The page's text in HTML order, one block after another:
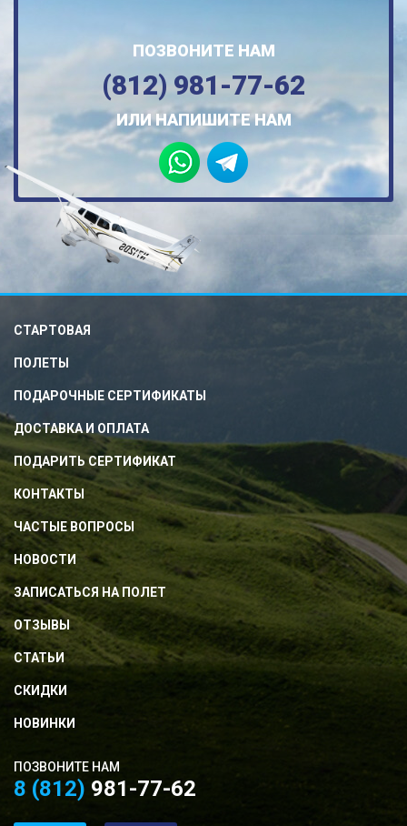
ПОЗВОНИТЕ НАМ
(812) 981-77-62
ИЛИ НАПИШИТЕ НАМ
СТАРТОВАЯ
ПОЛЕТЫ
ПОДАРОЧНЫЕ СЕРТИФИКАТЫ
ДОСТАВКА И ОПЛАТА
ПОДАРИТЬ СЕРТИФИКАТ
КОНТАКТЫ
ЧАСТЫЕ ВОПРОСЫ
НОВОСТИ
ЗАПИСАТЬСЯ НА ПОЛЕТ
ОТЗЫВЫ
СТАТЬИ
СКИДКИ
НОВИНКИ
ПОЗВОНИТЕ НАМ
8 (812) 981-77-62